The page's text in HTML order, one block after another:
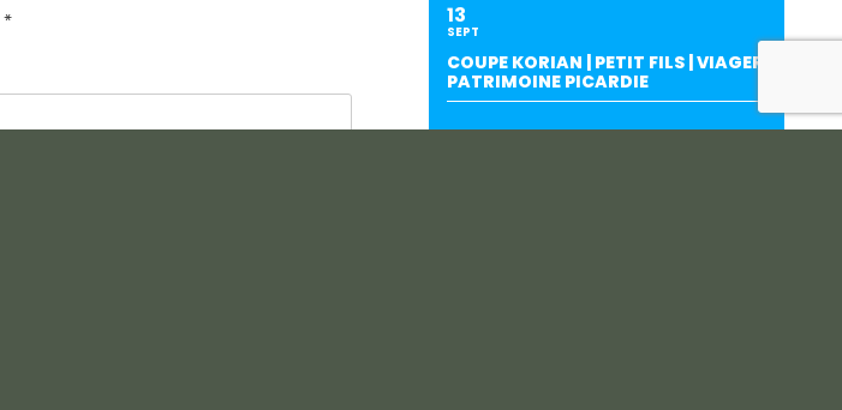
* 13
SEPT
COUPE KORIAN | PETIT FILS | VIAGER
PATRIMOINE PICARDIE